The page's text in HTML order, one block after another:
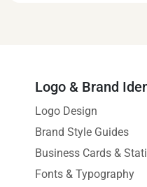
Logo & Brand
Logo Design
Brand Style Guides
Business Cards &
Fonts & Typography